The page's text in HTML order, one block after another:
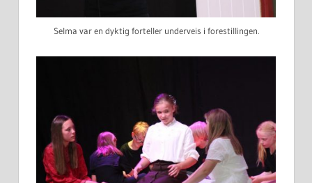
Selma var en dyktig forteller underveis i forestillingen.